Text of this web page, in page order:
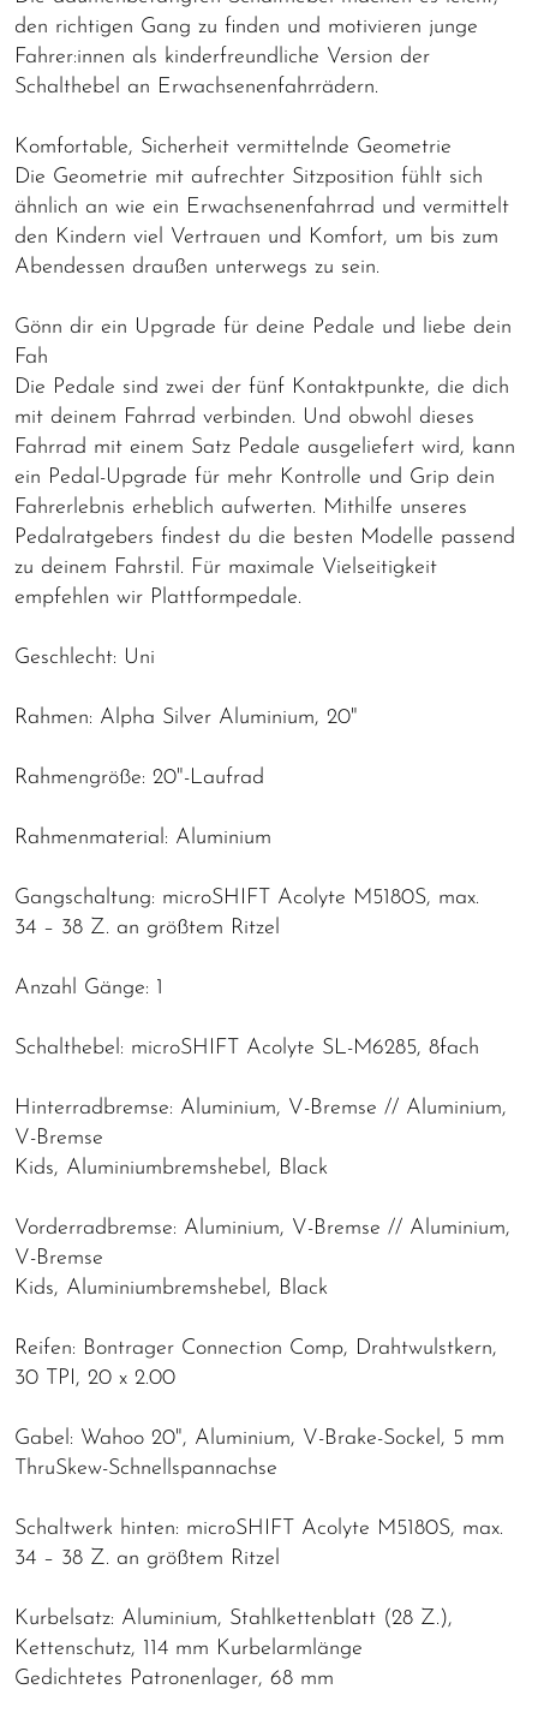
den richtigen Gang zu finden und motivieren junge
Fahrer:innen als kinderfreundliche Version der
Schalthebel an Erwachsenenfahrrädern.
Komfortable, Sicherheit vermittelnde Geometrie
Die Geometrie mit aufrechter Sitzposition fühlt sich
ähnlich an wie ein Erwachsenenfahrrad und vermittelt
den Kindern viel Vertrauen und Komfort, um bis zum
Abendessen draußen unterwegs zu sein.
Gönn dir ein Upgrade für deine Pedale und liebe dein
Fah
Die Pedale sind zwei der fünf Kontaktpunkte, die dich
mit deinem Fahrrad verbinden. Und obwohl dieses
Fahrrad mit einem Satz Pedale ausgeliefert wird, kann
ein Pedal-Upgrade für mehr Kontrolle und Grip dein
Fahrerlebnis erheblich aufwerten. Mithilfe unseres
Pedalratgebers findest du die besten Modelle passend
zu deinem Fahrstil. Für maximale Vielseitigkeit
empfehlen wir Plattformpedale.
Geschlecht: Uni
Rahmen: Alpha Silver Aluminium, 20"
Rahmengröße: 20"-Laufrad
Rahmenmaterial: Aluminium
Gangschaltung: microSHIFT Acolyte M5180S, max.
34 – 38 Z. an größtem Ritzel
Anzahl Gänge: 1
Schalthebel: microSHIFT Acolyte SL-M6285, 8fach
Hinterradbremse: Aluminium, V-Bremse // Aluminium,
V-Bremse
Kids, Aluminiumbremshebel, Black
Vorderradbremse: Aluminium, V-Bremse // Aluminium,
V-Bremse
Kids, Aluminiumbremshebel, Black
Reifen: Bontrager Connection Comp, Drahtwulstkern,
30 TPI, 20 x 2.00
Gabel: Wahoo 20", Aluminium, V-Brake-Sockel, 5 mm
ThruSkew-Schnellspannachse
Schaltwerk hinten: microSHIFT Acolyte M5180S, max.
34 – 38 Z. an größtem Ritzel
Kurbelsatz: Aluminium, Stahlkettenblatt (28 Z.),
Kettenschutz, 114 mm Kurbelarmlänge
Gedichtetes Patronenlager, 68 mm